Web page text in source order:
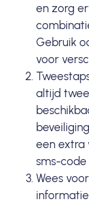
en zorg
Gebruik
voor
altijd
een extra
sms-
Wees